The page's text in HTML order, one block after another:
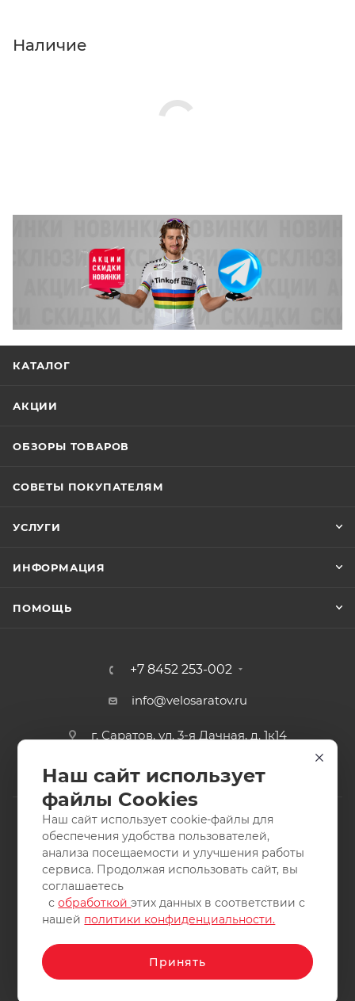
Нажмите кнопку «Оформить заказ».
Наличие
КАТАЛОГ
АКЦИИ
ОБЗОРЫ ТОВАРОВ
СОВЕТЫ ПОКУПАТЕЛЯМ
УСЛУГИ
ИНФОРМАЦИЯ
ПОМОЩЬ
+7 8452 253-002
info@velosaratov.ru
г. Саратов, ул. 3-я Дачная, д. 1к14
2011-2026 © интернет-магазин спортивных товаров
ВелоСаратов. Не является публичной офертой. Все права
защищены. Заимствование материалов и фотографий
запрещено.
Наш сайт использует
файлы Cookies
Наш сайт использует cookie-файлы для
обеспечения удобства пользователей,
анализа посещаемости и улучшения работы
сервиса. Продолжая использовать сайт, вы
соглашаетесь
собработкойэтих данных в соответствии с
нашей политики конфиденциальности.
Принять